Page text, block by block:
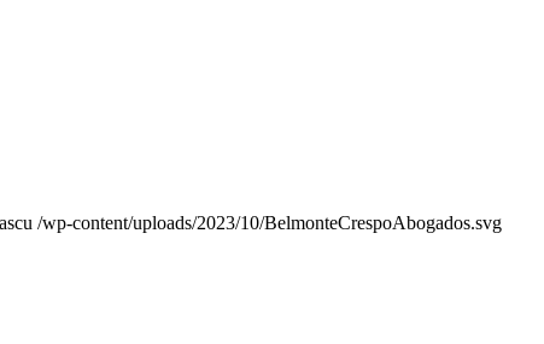
/wp-content/uploads/2023/10/BelmonteCrespoAbogados.svg